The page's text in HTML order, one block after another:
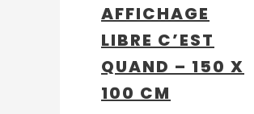
AFFICHAGE
LIBRE C’EST
QUAND – 150 X
100 CM